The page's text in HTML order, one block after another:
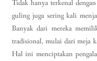
Tidak hanya terkenal
guling juga sering kali
Banyak dari mereka
tradisional, mulai dari meja
Hal ini menciptakan